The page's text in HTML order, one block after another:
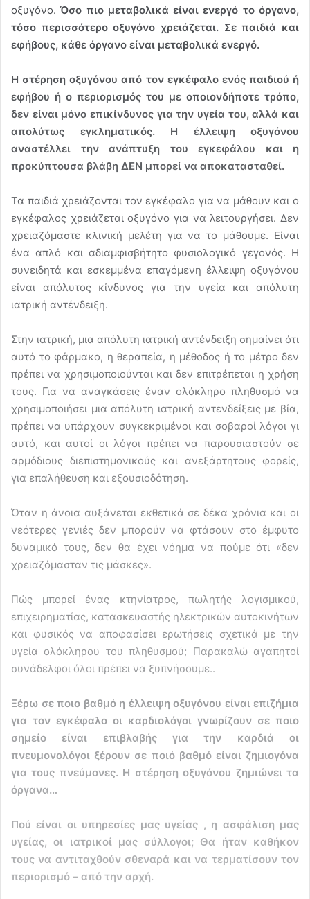
οξυγόνο.Όσο πιο μεταβολικά είναι ενεργό το όργανο,
τόσο περισσότερο οξυγόνο χρειάζεται. Σε παιδιά και
εφήβους, κάθε όργανο είναι μεταβολικά ενεργό.
Η στέρηση οξυγόνου από τον εγκέφαλο ενός παιδιού ή
εφήβου ή ο περιορισμός του με οποιονδήποτε τρόπο,
δεν είναι μόνο επικίνδυνος για την υγεία του, αλλά και
απολύτως εγκληματικός. Η έλλειψη οξυγόνου
αναστέλλει την ανάπτυξη του εγκεφάλου και η
προκύπτουσα βλάβη ΔΕΝ μπορεί να αποκατασταθεί.
Τα παιδιά χρειάζονται τον εγκέφαλο για να μάθουν και ο
εγκέφαλος χρειάζεται οξυγόνο για να λειτουργήσει. Δεν
χρειαζόμαστε κλινική μελέτη για να το μάθουμε. Είναι
ένα απλό και αδιαμφισβήτητο φυσιολογικό γεγονός. Η
συνειδητά και εσκεμμένα επαγόμενη έλλειψη οξυγόνου
είναι απόλυτος κίνδυνος για την υγεία και απόλυτη
ιατρική αντένδειξη.
Στην ιατρική, μια απόλυτη ιατρική αντένδειξη σημαίνει ότι
αυτό το φάρμακο, η θεραπεία, η μέθοδος ή το μέτρο δεν
πρέπει να χρησιμοποιούνται και δεν επιτρέπεται η χρήση
τους. Για να αναγκάσεις έναν ολόκληρο πληθυσμό να
χρησιμοποιήσει μια απόλυτη ιατρική αντενδείξεις με βία,
πρέπει να υπάρχουν συγκεκριμένοι και σοβαροί λόγοι γι
αυτό, και αυτοί οι λόγοι πρέπει να παρουσιαστούν σε
αρμόδιους διεπιστημονικούς και ανεξάρτητους φορείς,
για επαλήθευση και εξουσιοδότηση.
Όταν η άνοια αυξάνεται εκθετικά σε δέκα χρόνια και οι
νεότερες γενιές δεν μπορούν να φτάσουν στο έμφυτο
δυναμικό τους, δεν θα έχει νόημα να πούμε ότι «δεν
χρειαζόμασταν τις μάσκες».
Πώς μπορεί ένας κτηνίατρος, πωλητής λογισμικού,
επιχειρηματίας, κατασκευαστής ηλεκτρικών αυτοκινήτων
και φυσικός να αποφασίσει ερωτήσεις σχετικά με την
υγεία ολόκληρου του πληθυσμού; Παρακαλώ αγαπητοί
συνάδελφοι όλοι πρέπει να ξυπνήσουμε..
Ξέρω σε ποιο βαθμό η έλλειψη οξυγόνου είναι επιζήμια
για τον εγκέφαλο οι καρδιολόγοι γνωρίζουν σε ποιο
σημείο είναι επιβλαβής για την καρδιά οι
πνευμονολόγοι ξέρουν σε ποιό βαθμό είναι ζημιογόνα
για τους πνεύμονες. Η στέρηση οξυγόνου ζημιώνει τα
όργανα…
Πού είναι οι υπηρεσίες μας υγείας , η ασφάλιση μας
υγείας, οι ιατρικοί μας σύλλογοι; Θα ήταν καθήκον
τους να αντιταχθούν σθεναρά και να τερματίσουν τον
περιορισμό – από την αρχή.